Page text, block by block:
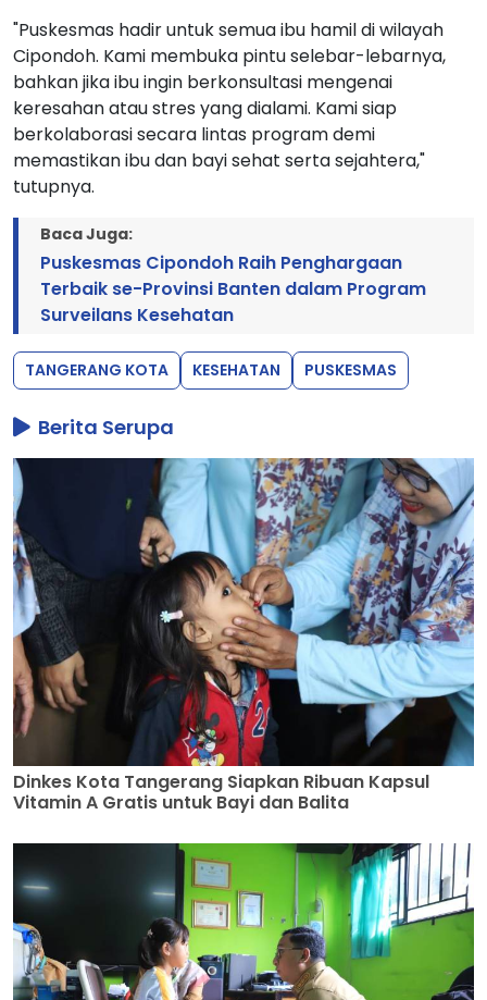
"Puskesmas hadir untuk semua ibu hamil di wilayah
Cipondoh. Kami membuka pintu selebar-lebarnya,
bahkan jika ibu ingin berkonsultasi mengenai
keresahan atau stres yang dialami. Kami siap
berkolaborasi secara lintas program demi
memastikan ibu dan bayi sehat serta sejahtera,"
tutupnya.
Baca Juga:
Puskesmas Cipondoh Raih Penghargaan
Terbaik se-Provinsi Banten dalam Program
Surveilans Kesehatan
TANGERANG KOTA KESEHATAN PUSKESMAS
Berita Serupa
Dinkes Kota Tangerang Siapkan Ribuan Kapsul
Vitamin A Gratis untuk Bayi dan Balita